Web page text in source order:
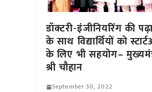
डॉक्टरी-इंजीनियरिंग की
के साथ विद्यार्थियों को
के लिए भी सहयोग–
श्री चौहान
September 30, 2022